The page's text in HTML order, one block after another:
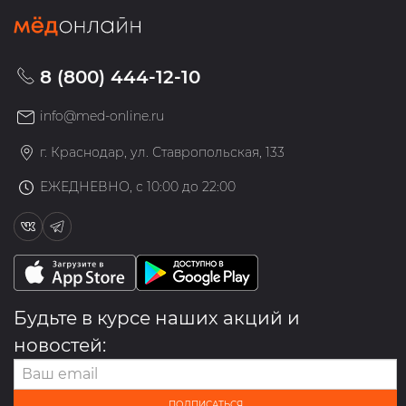
8 (800) 444-12-10
info@med-online.ru
г. Краснодар, ул. Ставропольская, 133
ЕЖЕДНЕВНО, с 10:00 до 22:00
Будьте в курсе наших акций и
новостей: